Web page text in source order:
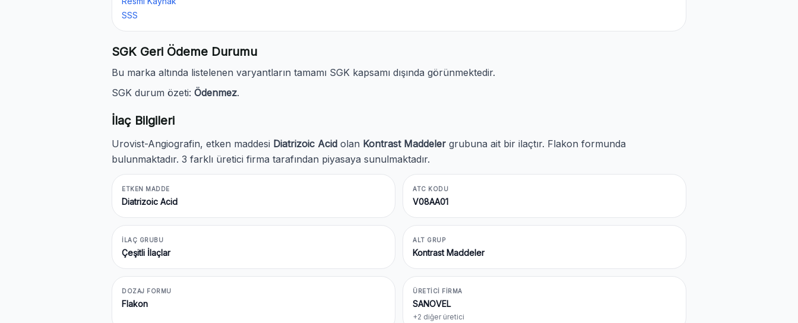
SSS
SGK Geri Ödeme Durumu
Bu marka altında listelenen varyantların tamamı SGK kapsamı dışında görünmektedir.
SGK durum özeti: Ödenmez.
İlaç Bilgileri
Urovist-Angiografin, etken maddesi Diatrizoic Acid olan Kontrast Maddeler grubuna ait bir ilaçtır. Flakon formunda
bulunmaktadır. 3 farklı üretici firma tarafından piyasaya sunulmaktadır.
ETKEN MADDE
Diatrizoic Acid
ATC KODU
V08AA01
İLAÇ GRUBU
Çeşitli İlaçlar
ALT GRUP
Kontrast Maddeler
DOZAJ FORMU
Flakon
ÜRETICI FIRMA
SANOVEL
+2 diğer üretici